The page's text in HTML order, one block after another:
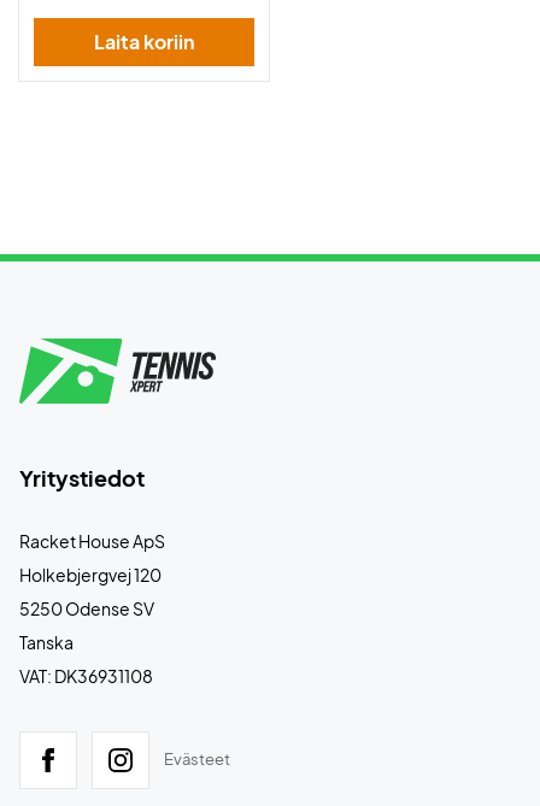
Laita koriin
Yritystiedot
Racket House ApS
Holkebjergvej 120
5250 Odense SV
Tanska
VAT: DK36931108
Evästeet